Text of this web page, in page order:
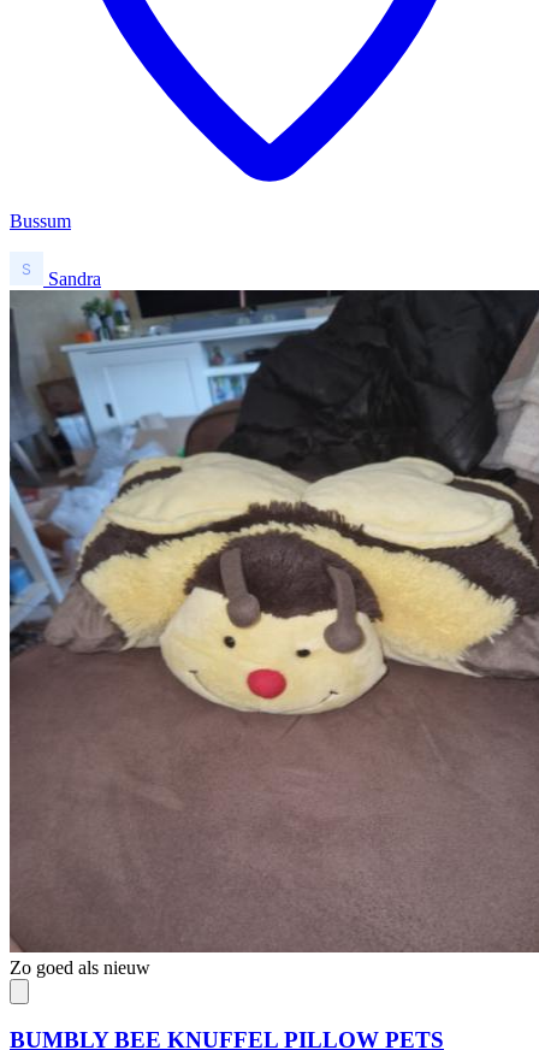
Bussum
Sandra
Zo goed als nieuw
BUMBLY BEE KNUFFEL PILLOW PETS